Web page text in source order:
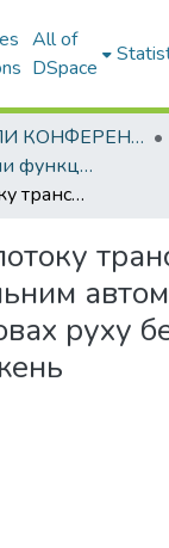
All of
DSpace
МАТЕРІАЛИ КОНФЕРЕНЦІЙ
Сучасні проблеми функціонування логістичних систем. Сталий розвиток транспортних систем: наука і практика
Швидкість потоку транспорту з одним повільним автомобілем у щільних умовах руху без обгонів та випереджень
руху